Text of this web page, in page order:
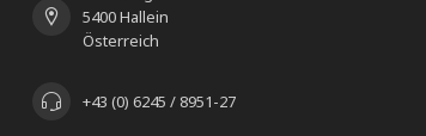
5400 Hallein
Österreich
+43 (0) 6245 / 8951-27